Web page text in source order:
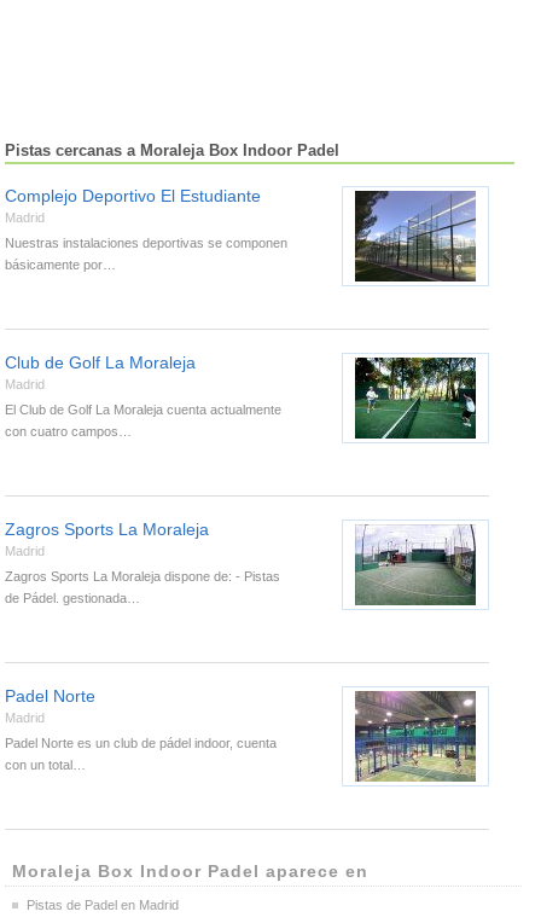
Pistas cercanas a Moraleja Box Indoor Padel
Complejo Deportivo El Estudiante
Madrid
Nuestras instalaciones deportivas se componen
básicamente por…
Club de Golf La Moraleja
Madrid
El Club de Golf La Moraleja cuenta actualmente
con cuatro campos…
Zagros Sports La Moraleja
Madrid
Zagros Sports La Moraleja dispone de: - Pistas
de Pádel. gestionada…
Padel Norte
Madrid
Padel Norte es un club de pádel indoor, cuenta
con un total…
Moraleja Box Indoor Padel aparece en
Pistas de Padel en Madrid